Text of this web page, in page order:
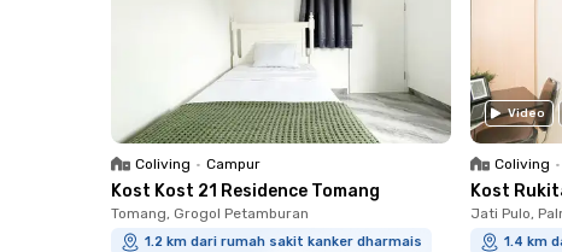
Coliving • Campur
Kost Kost 21 Residence Tomang
Tomang, Grogol Petamburan
1.2 km dari rumah sakit kanker dharmais
Video
Coliving •
Kost
Jati Pulo,
1.4 km